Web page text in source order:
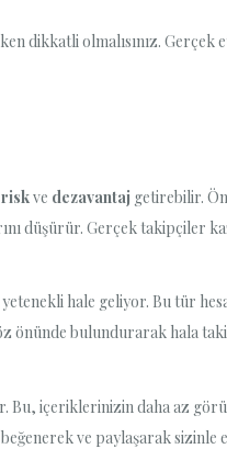
dikkatli olmalısınız. Gerçek
riskve dezavantaj getirebilir.
düşürür. Gerçek takipçiler
hale geliyor. Bu tür
önünde bulundurarak hala
Bu, içeriklerinizin daha az
ve paylaşarak